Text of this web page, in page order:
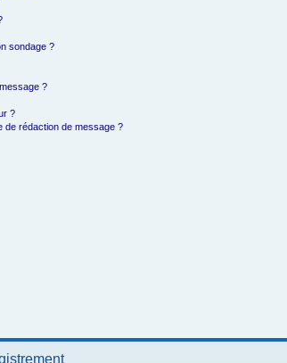
sondage ?
?
?
de rédaction de message ?